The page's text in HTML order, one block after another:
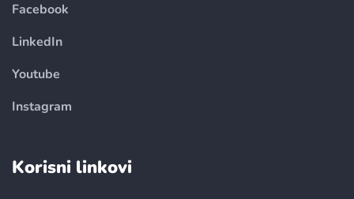
Facebook
LinkedIn
Youtube
Instagram
Korisni linkovi